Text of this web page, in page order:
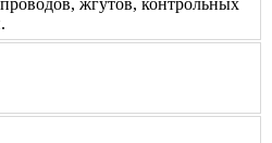
жгутов, контрольных